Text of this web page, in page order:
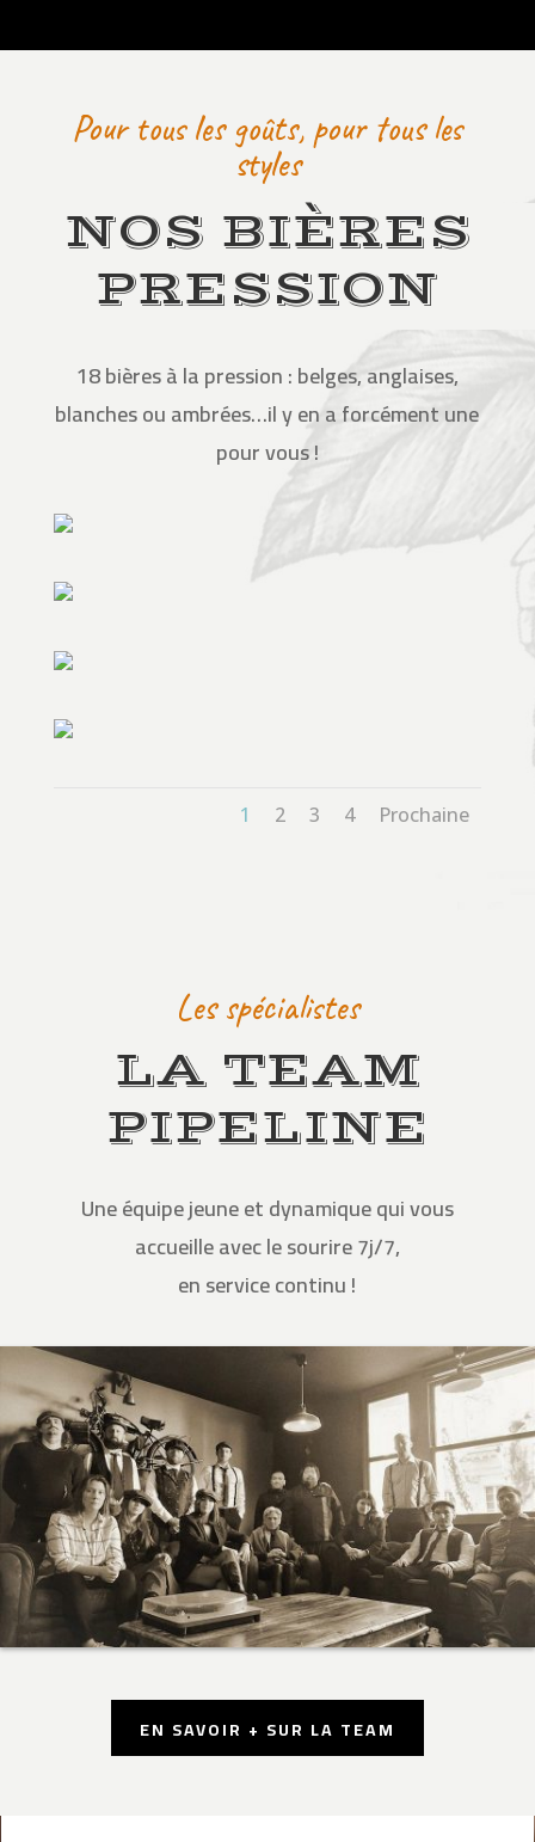
Pour tous les goûts, pour tous les
styles
NOS BIÈRES
PRESSION
18 bières à la pression : belges, anglaises,
blanches ou ambrées…il y en a forcément une
pour vous !
1 2 3 4 Prochaine
Les spécialistes
LA TEAM
PIPELINE
Une équipe jeune et dynamique qui vous
accueille avec le sourire 7j/7,
en service continu !
EN SAVOIR + SUR LA TEAM